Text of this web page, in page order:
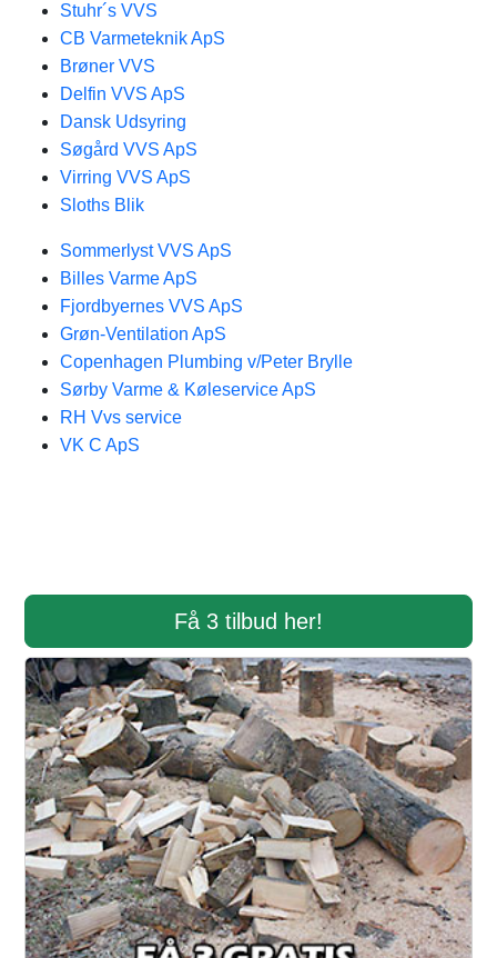
Stuhr´s VVS
CB Varmeteknik ApS
Brøner VVS
Delfin VVS ApS
Dansk Udsyring
Søgård VVS ApS
Virring VVS ApS
Sloths Blik
Sommerlyst VVS ApS
Billes Varme ApS
Fjordbyernes VVS ApS
Grøn-Ventilation ApS
Copenhagen Plumbing v/Peter Brylle
Sørby Varme & Køleservice ApS
RH Vvs service
VK C ApS
Få 3 tilbud her!